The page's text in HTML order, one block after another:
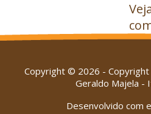
Copyright © 2026 -
Geraldo Majela -
Desenvolvido com